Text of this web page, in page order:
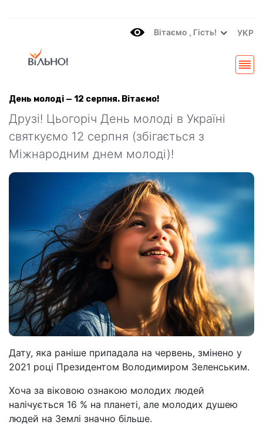
Вітаємo , Гість! УКР
День молоді — 12 серпня. Вітаємо!
Друзі! Цьогоріч День молоді в Україні
святкуємо 12 серпня (збігається з
Міжнародним днем молоді)!
Дату, яка раніше припадала на червень, змінено у
2021 році Президентом Володимиром Зеленським.
Хоча за віковою ознакою молодих людей
налічується 16 % на планеті, але молодих душею
людей на Землі значно більше.